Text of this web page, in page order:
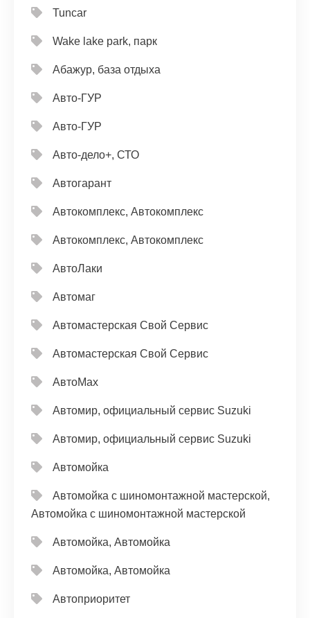
Tuncar
Wake lake park, парк
Абажур, база отдыха
Авто-ГУР
Авто-ГУР
Авто-дело+, СТО
Автогарант
Автокомплекс, Автокомплекс
Автокомплекс, Автокомплекс
АвтоЛаки
Автомаг
Автомастерская Свой Сервис
Автомастерская Свой Сервис
АвтоМах
Автомир, официальный сервис Suzuki
Автомир, официальный сервис Suzuki
Автомойка
Автомойка с шиномонтажной мастерской,
Автомойка с шиномонтажной мастерской
Автомойка, Автомойка
Автомойка, Автомойка
Автоприоритет